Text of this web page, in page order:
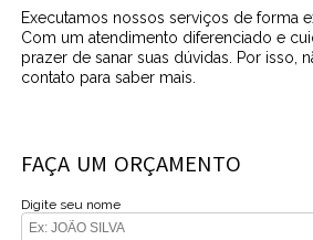
Executamos nossos serviços de forma
Com um atendimento diferenciado e
prazer de sanar suas dúvidas. Por isso,
contato para saber mais.
FAÇA UM ORÇAMENTO
Digite seu nome